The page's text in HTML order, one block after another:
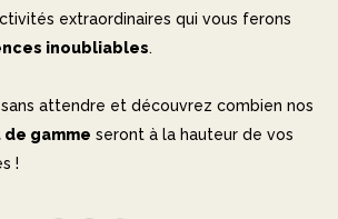
extraordinaires qui vous ferons
inoubliables.
sans attendre et découvrez combien nos
gamme seront à la hauteur de vos
!